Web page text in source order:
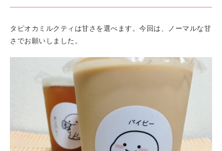
タピオカミルクティは甘さを選べます。今回は、ノーマルな甘
さでお願いしました。